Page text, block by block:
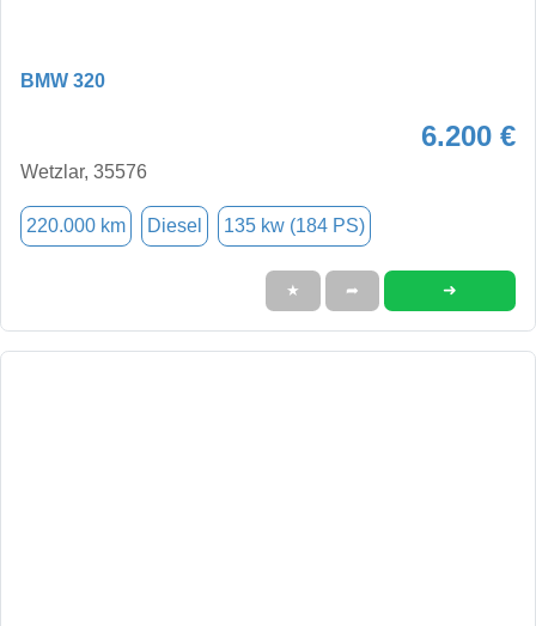
BMW 320
6.200 €
Wetzlar, 35576
220.000 km Diesel 135 kw (184 PS)
★ ➦ ➜